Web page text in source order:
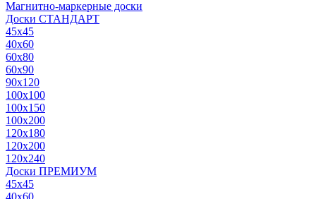
Магнитно-маркерные доски
Доски СТАНДАРТ
45x45
40x60
60x80
60x90
90x120
100x100
100x150
100x200
120x180
120x200
120x240
Доски ПРЕМИУМ
45x45
40x60